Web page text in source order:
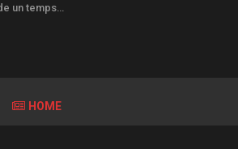
un temps…
HOME